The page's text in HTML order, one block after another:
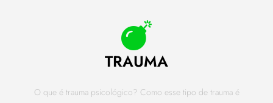
TRAUMA
O que é trauma psicológico? Como esse tipo de trauma é